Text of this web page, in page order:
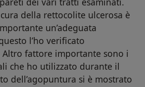
della rettocolite ulcerosa è
un’adeguata
l’ho verificato
fattore importante sono i
che ho utilizzato durante il
dell’agopuntura si è mostrato